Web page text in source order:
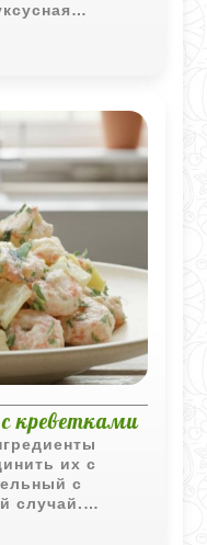
картофеля, а
нотки.
креветками
их с
с
случай.